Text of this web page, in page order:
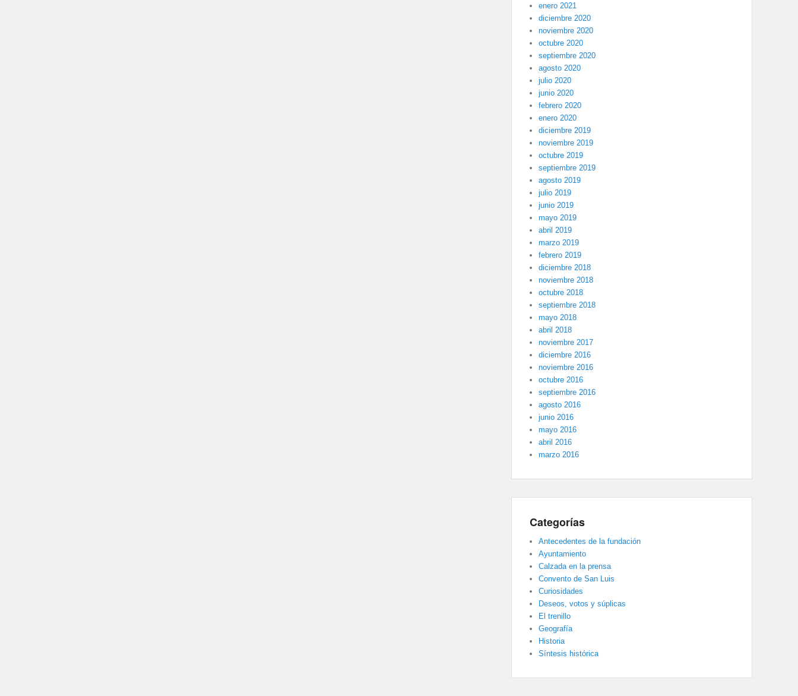
enero 2021
diciembre 2020
noviembre 2020
octubre 2020
septiembre 2020
agosto 2020
julio 2020
junio 2020
febrero 2020
enero 2020
diciembre 2019
noviembre 2019
octubre 2019
septiembre 2019
agosto 2019
julio 2019
junio 2019
mayo 2019
abril 2019
marzo 2019
febrero 2019
diciembre 2018
noviembre 2018
octubre 2018
septiembre 2018
mayo 2018
abril 2018
noviembre 2017
diciembre 2016
noviembre 2016
octubre 2016
septiembre 2016
agosto 2016
junio 2016
mayo 2016
abril 2016
marzo 2016
Categorías
Antecedentes de la fundación
Ayuntamiento
Calzada en la prensa
Convento de San Luis
Curiosidades
Deseos, votos y súplicas
El trenillo
Geografía
Historia
Síntesis histórica